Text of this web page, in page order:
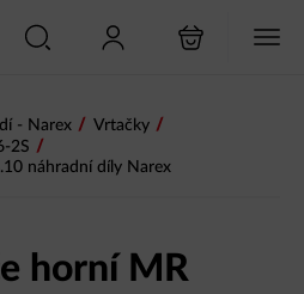
- Narex / Vrtačky /
2S /
náhradní díly Narex
horní MR